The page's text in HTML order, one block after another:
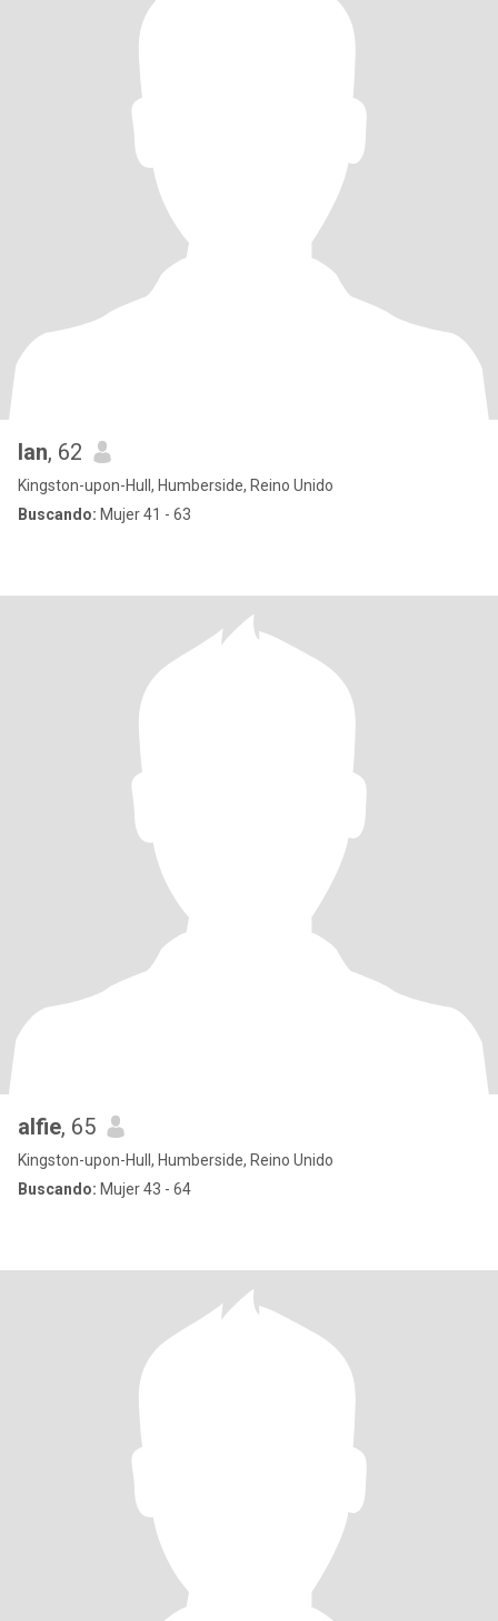
Ian, 62
Kingston-upon-Hull, Humberside, Reino Unido
Buscando: Mujer 41 - 63
alfie, 65
Kingston-upon-Hull, Humberside, Reino Unido
Buscando: Mujer 43 - 64